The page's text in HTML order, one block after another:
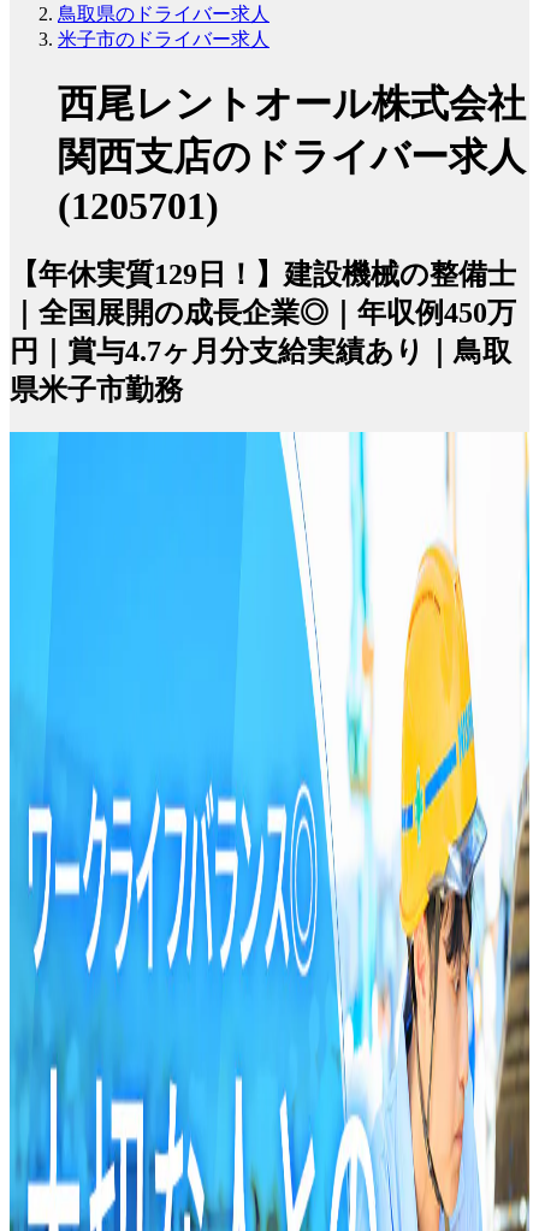
鳥取県のドライバー求人
米子市のドライバー求人
西尾レントオール株式会社
関西支店のドライバー求人
(1205701)
【年休実質129日！】建設機械の整備士
｜全国展開の成長企業◎｜年収例450万
円｜賞与4.7ヶ月分支給実績あり｜鳥取
県米子市勤務